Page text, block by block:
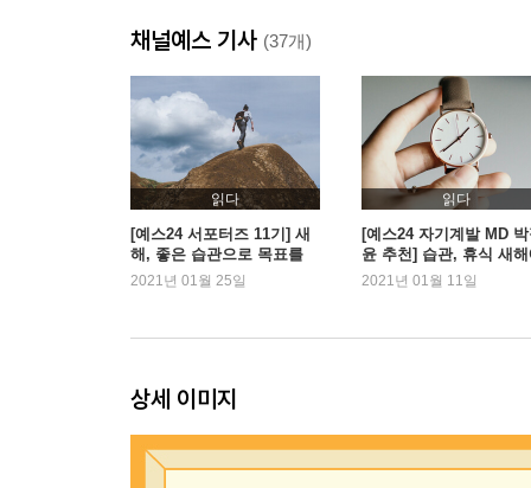
좋은 습관 vs. 나쁜 습관
Chapter 05. 아주 구체적으로 쪼개고 붙여라
습관이 시간과 장소를 만났을 때
Chapter 06. 환경이 행동을 결정한다
아침마다 사과를 먹게 된 비밀 ｜ 왜 집보다 스타
Chapter 07. 나쁜 습관 피하기 기술
‘좋아하는 것’보다 ‘원하는 것’에 끌린다 ｜ 일상에
Chapter 09. 왜 주위 사람에 따라 내 습관이 변할까
채널예스 기사 (37개)
읽다
[예스24 서포터즈 11기] 새
해, 좋은 습관으로 목표를
이루고 싶다면
2021년 01월 25일
읽다
[예스24 자기계발 MD
윤 추천] 습관, 휴식 새
어울리는 자기계발서
2021년 01월 11일
상세 이미지